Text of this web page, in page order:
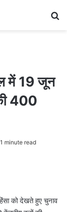
में 19 जून
400
1 minute read
को देखते हुए चुनाव